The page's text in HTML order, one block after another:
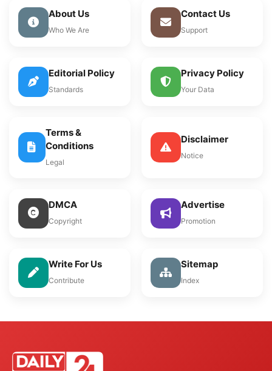
About Us
Who We Are
Contact Us
Support
Editorial Policy
Standards
Privacy Policy
Your Data
Terms &
Conditions
Legal
Disclaimer
Notice
DMCA
Copyright
Advertise
Promotion
Write For Us
Contribute
Sitemap
Index